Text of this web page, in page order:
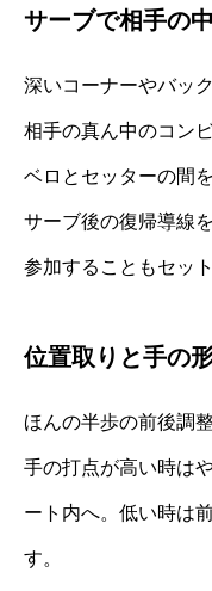
サーブで相手の
深いコーナーやバッ
相手の真ん中のコン
ベロとセッターの間
サーブ後の復帰導線
参加することもセッ
位置取りと手の
ほんの半歩の前後調
手の打点が高い時は
ート内へ。低い時は
す。